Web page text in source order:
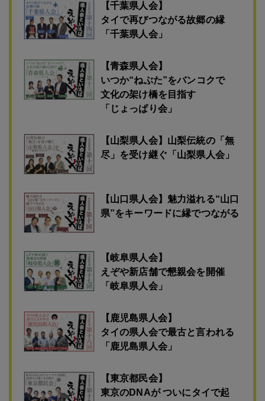
【千葉県人会】
タイで再びつながる故郷の縁
「千葉県人会」
【青森県人会】
いつか“ねぶた”をバンコクで
文化の架け橋を目指す
「じょっぱり会」
【山梨県人会】山梨伝統の「無
尽」を受け継ぐ「山梨県人会」
【山口県人会】魅力溢れる“山口
県”をキーワードに縁でつながる
【岐阜県人会】
えぞや新店舗で懇親会を開催
「岐阜県人会」
【鹿児島県人会】
タイの県人会で最古と言われる
「鹿児島県人会」
【東京都民会】
東京のDNAが ついにタイで起